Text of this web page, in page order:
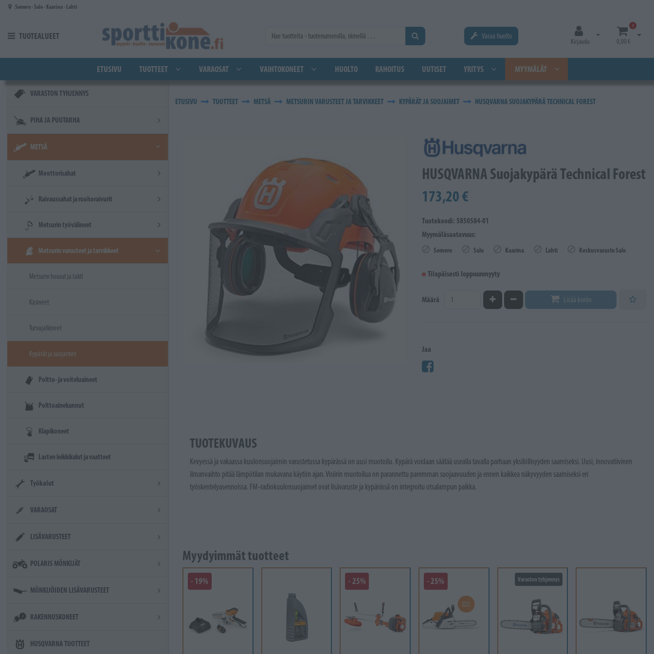
Siirry pääsisältöön
Somero - Salo - Kaarina - Lahti
TUOTEALUEET Varaa huolto
Kirjaudu
Avaa kirjautuminen
0
0,00 €
Avaa
ETUSIVU TUOTTEET VARAOSAT VAIHTOKONEET HUOLTO RAHOITUS UUTISET YRITYS MYYMÄLÄT
VARASTON TYHJENNYS
PIHA JA PUUTARHA
METSÄ
Moottorisahat
Raivaussahat ja ruohoraivurit
Metsurin työvälineet
Metsurin varusteet ja tarvikkeet
Metsurin housut ja takit
Käsineet
Turvajalkineet
Kypärät ja suojaimet
Poltto- ja voiteluaineet
Polttoainekannut
Klapikoneet
Lasten leikkikalut ja vaatteet
Työkalut
VARAOSAT
LISÄVARUSTEET
POLARIS MÖNKIJÄT
MÖNKIJÖIDEN LISÄVARUSTEET
RAKENNUSKONEET
HUSQVARNA TUOTTEET
ETUSIVU TUOTTEET METSÄ METSURIN VARUSTEET JA TARVIKKEET KYPÄRÄT JA SUOJAIMET HUSQVARNA SUOJAKYPÄRÄ TECHNICAL FOREST
HUSQVARNA Suojakypärä Technical Forest
173,20 €
Tuotekoodi: 5850584-01
Myymäläsaatavuus:
Somero Salo Kaarina Lahti Keskusvarasto Salo
Tilapäisesti loppuunmyyty
Määrä Kasvata määrääVähennä määrää Lisää koriin
Jaa
TUOTEKUVAUS
Kevyessä ja vakaassa kuulonsuojaimin varustetussa kypärässä on uusi muotoilu. Kypärä voidaan säätää usealla tavalla parhaan yksilöllisyyden saamiseksi. Uusi, innovatiivinen
ilmanvaihto pitää lämpötilan mukavana käytön ajan. Visiirin muotoilua on parannettu paremman suojaavuuden ja ennen kaikkea näkyvyyden saamiseksi eri
työskentelyasennoissa. FM-radiokuulonsuojaimet ovat lisävaruste ja kypärässä on integroitu otsalampun paikka.
Myydyimmät tuotteet
- 19% - 25% - 25% Varaston tyhjennys